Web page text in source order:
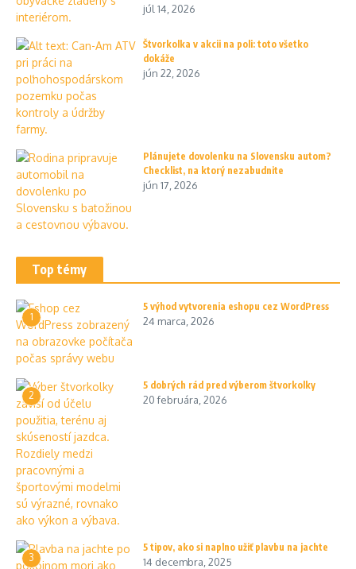
júl 14, 2026
Štvorkolka v akcii na poli: toto všetko
dokáže
jún 22, 2026
Plánujete dovolenku na Slovensku autom?
Checklist, na ktorý nezabudnite
jún 17, 2026
Top témy
1
5 výhod vytvorenia eshopu cez WordPress
24 marca, 2026
2
5 dobrých rád pred výberom štvorkolky
20 februára, 2026
3
5 tipov, ako si naplno užiť plavbu na jachte
14 decembra, 2025